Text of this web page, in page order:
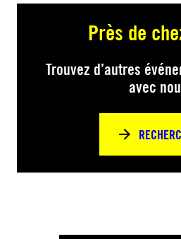
Près de
Trouvez d’autres
avec